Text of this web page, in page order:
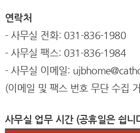
연락처
- 사무실 전화: 031-836-1980
- 사무실 팩스: 031-836-1984
- 사무실 이메일:
(이메일 및 팩스 번호 무단 수집
사무실 업무 시간 (공휴일은 쉽니